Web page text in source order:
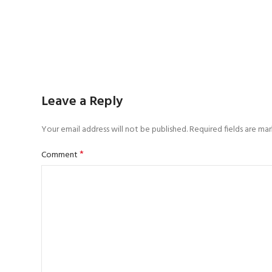
Leave a Reply
Your email address will not be published.Required fields are
Comment*